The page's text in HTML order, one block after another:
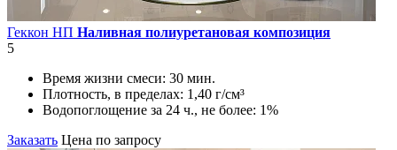
Геккон НП Наливная полиуретановая композиция
5
Время жизни смеси: 30 мин.
Плотность, в пределах: 1,40 г/см³
Водопоглощение за 24 ч., не более: 1%
Заказать Цена по запросу